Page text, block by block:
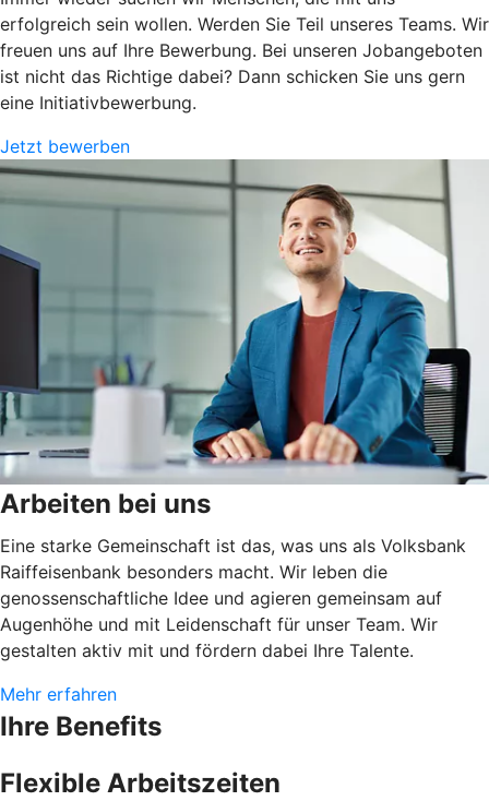
erfolgreich sein wollen. Werden Sie Teil unseres Teams. Wir
freuen uns auf Ihre Bewerbung. Bei unseren Jobangeboten
ist nicht das Richtige dabei? Dann schicken Sie uns gern
eine Initiativbewerbung.
Jetzt bewerben
Arbeiten bei uns
Eine starke Gemeinschaft ist das, was uns als Volksbank
Raiffeisenbank besonders macht. Wir leben die
genossenschaftliche Idee und agieren gemeinsam auf
Augenhöhe und mit Leidenschaft für unser Team. Wir
gestalten aktiv mit und fördern dabei Ihre Talente.
Mehr erfahren
Ihre Benefits
Flexible Arbeitszeiten